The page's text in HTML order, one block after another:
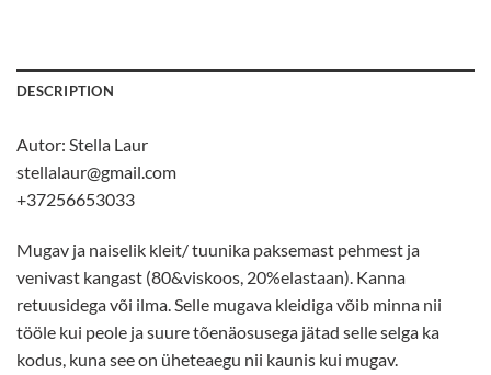
DESCRIPTION
Autor: Stella Laur
stellalaur@gmail.com
+37256653033
Mugav ja naiselik kleit/ tuunika paksemast pehmest ja
venivast kangast (80&viskoos, 20%elastaan). Kanna
retuusidega või ilma. Selle mugava kleidiga võib minna nii
tööle kui peole ja suure tõenäosusega jätad selle selga ka
kodus, kuna see on üheteaegu nii kaunis kui mugav.